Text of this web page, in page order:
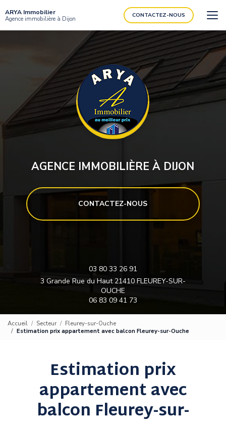
au
contenu
principal
ARYA Immobilier
Agence immobilière à Dijon CONTACTEZ-NOUS
AGENCE IMMOBILIÈRE À DIJON
CONTACTEZ-NOUS
03 80 33 26 91
3 Grande Rue du Haut 21410 FLEUREY-SUR-
OUCHE
06 83 09 41 73
Accueil Secteur
Fleurey-sur-Ouche
Estimation prix appartement avec balcon Fleurey-sur-Ouche
Estimation prix
appartement avec
balcon Fleurey-sur-